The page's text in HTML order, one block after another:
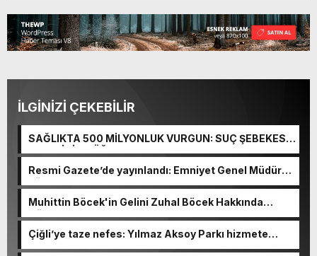
İLGİNİZİ ÇEKEBİLİR
SAĞLIKTA 500 MİLYONLUK VURGUN: SUÇ ŞEBEKESİ
KAÇIŞ İÇİN DÜĞMEYE BASTI!
Resmi Gazete’de yayınlandı: Emniyet Genel Müdürü
görevden alındı!
Muhittin Böcek'in Gelini Zuhal Böcek Hakkında
Gözaltı Kararı!
Çiğli’ye taze nefes: Yılmaz Aksoy Parkı hizmete